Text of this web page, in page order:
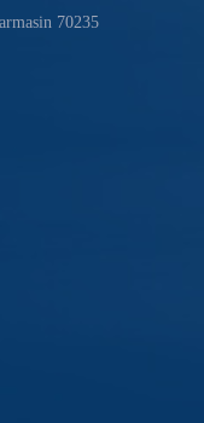
70235